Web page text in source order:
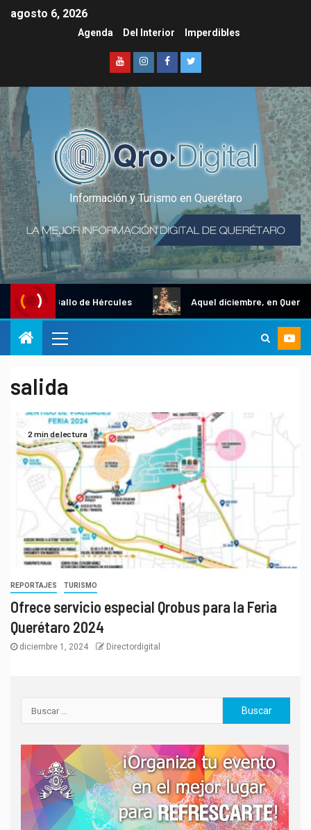
agosto 6, 2026
Agenda Del Interior Imperdibles
Información y Turismo en Querétaro
Gallo de Hércules Aquel diciembre, en Querétaro
salida
2 min de lectura
REPORTAJES TURISMO
Ofrece servicio especial Qrobus para la Feria
Querétaro 2024
diciembre 1, 2024 Directordigital